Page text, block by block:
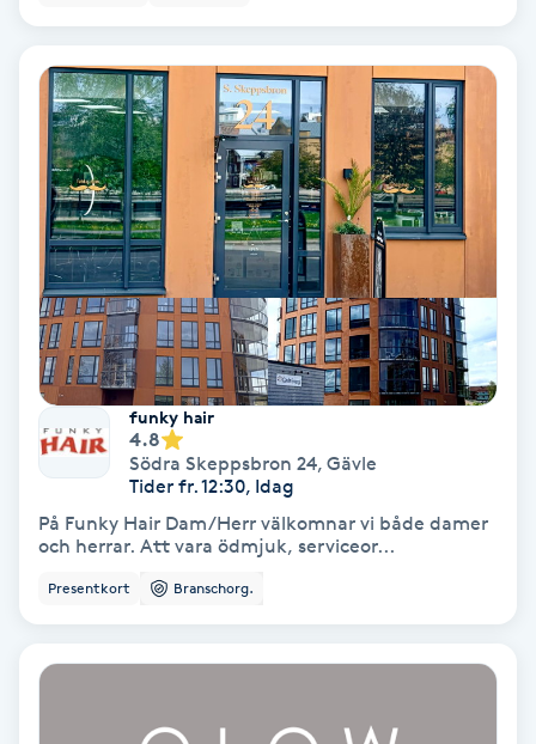
Faceliftmassage
Fet hårbotten
Fettreducering
Fibromassage
Fillers
Fotmassage
Fotsvamp
Fotvård
funky hair
4.8
Södra Skeppsbron 24, Gävle
Tider fr. 12:30, Idag
På Funky Hair Dam/Herr välkomnar vi både damer
och herrar. Att vara ödmjuk, serviceor...
Presentkort Branschorg.